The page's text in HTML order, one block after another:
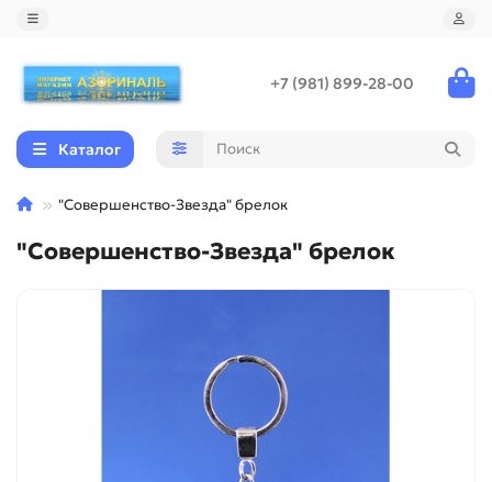
+7 (981) 899-28-00
Каталог
"Совершенство-Звезда" брелок
"Совершенство-Звезда" брелок